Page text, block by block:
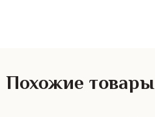
Похожие товары